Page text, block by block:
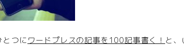
とつにワードプレスの記事を100記事書く！ と、